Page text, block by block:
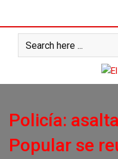
content
Policía:
Popular se